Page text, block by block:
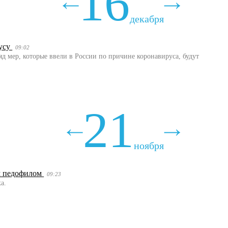
декабря
09:02
мер, которые ввели в России по причине коронавируса, будут
ноября
21
педофилом 09:23